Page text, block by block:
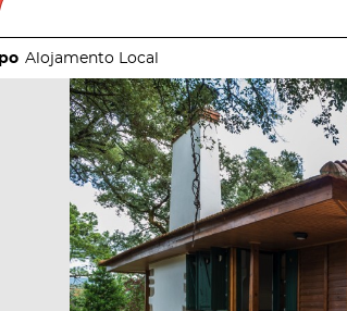
Alojamento Local